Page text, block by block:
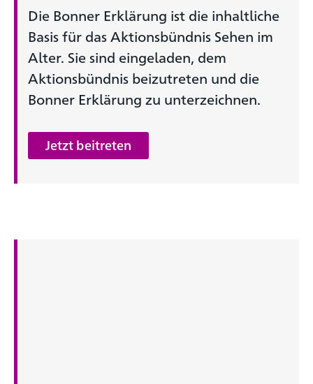
Die Bonner Erklärung ist die inhaltliche
Basis für das Aktionsbündnis Sehen im
Alter. Sie sind eingeladen, dem
Aktionsbündnis beizutreten und die
Bonner Erklärung zu unterzeichnen.
Jetzt beitreten